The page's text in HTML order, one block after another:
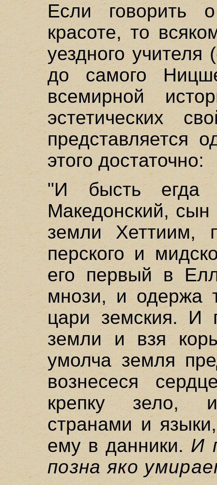
Если говорить
красоте, то
уездного учителя
до самого
всемирной
эстетических
представляется
этого достаточно:
"И бысть егда
Македонский,
земли Хеттиим,
перского и
его первый в
мнози, и одержа
цари земския. И
земли и взя
умолча земля
вознесеся
крепку зело,
странами и
ему в данники. И
позна яко